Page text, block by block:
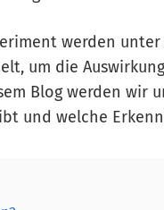
werden
um die
Blog werden wir
und welche